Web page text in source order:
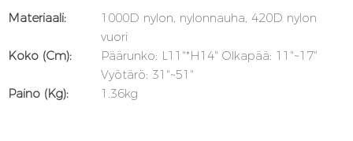
Materiaali:
1000D nylon, nylonnauha, 420D nylon
vuori
Koko (cm):
Päärunko: L11"*H14" Olkapää: 11"~17"
Vyötärö: 31"~51"
Paino (kg):
1.36kg